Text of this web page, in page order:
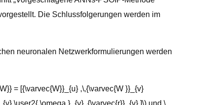
Die Schlussfolgerungen werden im
neuronalen Netzwerkformulierungen werden
= [{\varvec{W}}_{u} ,\,{\varvec{W }}_{v}